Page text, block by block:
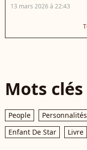
13 mars 2026 à 22:43
Mots clés
People
Enfant De Star
Livre